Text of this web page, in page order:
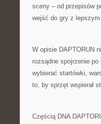
sceny – od przepisów
wejść do gry z
W opisie DAPTORUN
rozsądne spojrzenie
wybierać startówki,
to, by sprzęt wspierał
Częścią DNA